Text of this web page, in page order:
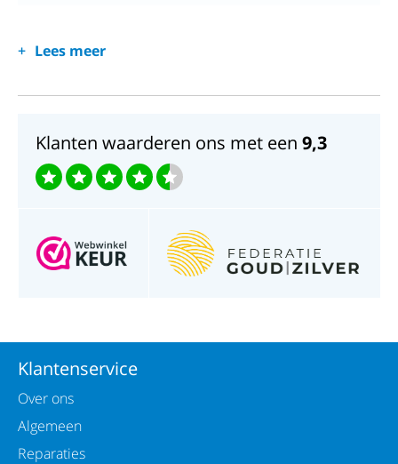
Lees meer
Klanten waarderen ons met een 9,3
Klantenservice
Over ons
Algemeen
Reparaties